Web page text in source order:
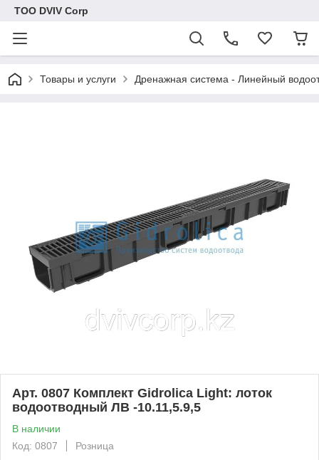
ТОО DVIV Corp
Товары и услуги Дренажная система - Линейный
Арт. 0807 Комплект Gidrolica Light: лоток
водоотводный ЛВ -10.11,5.9,5
В наличии
Код: 0807
Розница